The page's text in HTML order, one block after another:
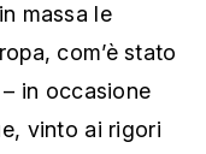
massa le
com’è stato
in occasione
vinto ai rigori